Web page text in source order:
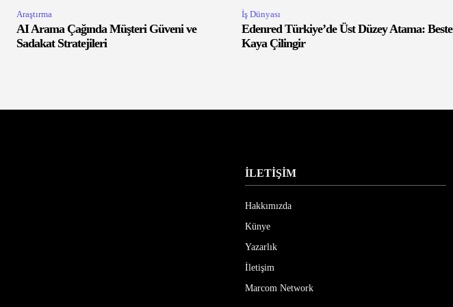
Araştırma
AI Arama Çağında Müşteri Güveni ve
Sadakat Stratejileri
İş Dünyası
Edenred Türkiye’de Üst Düzey Atama: Beste
Kaya Çilingir
İLETİŞİM
Hakkımızda
Künye
Yazarlık
İletişim
Marcom Network